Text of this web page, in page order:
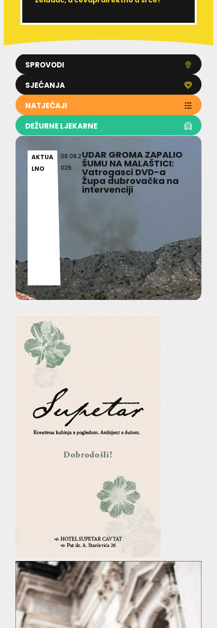
SPROVODI
SJEĆANJA
NATJEČAJI
DEŽURNE LJEKARNE
AKTUA
LNO
08.08.2
026
UDAR GROMA ZAPALIO
ŠUMU NA MALAŠTICI:
Vatrogasci DVD-a
Župa dubrovačka na
intervenciji